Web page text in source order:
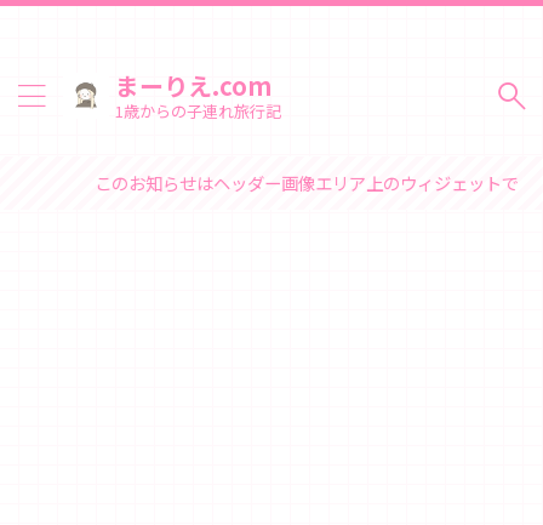
まーりえ.com
1歳からの子連れ旅行記
知らせはヘッダー画像エリア上のウィジェットで変更できます